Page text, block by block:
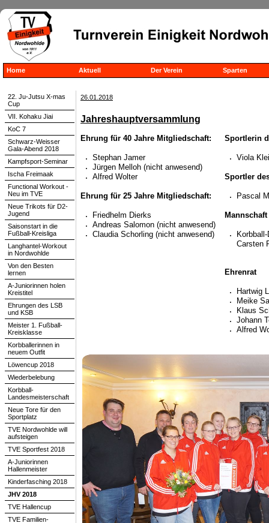
Home Aktuell Der Verein Sparten
26.01.2018
Jahreshauptversammlung
Ehrung für 40 Jahre Mitgliedschaft:
Stephan Jamer
Jürgen Melloh (nicht anwesend)
Alfred Wolter
Ehrung für 25 Jahre Mitgliedschaft:
Friedhelm Dierks
Andreas Salomon (nicht anwesend)
Claudia Schorling (nicht anwesend)
Sportlerin
Viola
Sportler
Pascal
Carsten
Ehrenrat
Hartwig
Meike
Klaus
Johann
Alfred
22. Ju-Jutsu X-mas
Cup
VII. Kohaku Jiai
KoC 7
Schwarz-Weisser
Gala-Abend 2018
Kampfsport-Seminar
Ischa Freimaak
Functional Workout -
Neu im TVE
Neue Trikots für D2-
Jugend
Saisonstart in die
Fußball-Kreisliga
Langhantel-Workout
in Nordwohlde
Von den Besten
lernen
A-Juniorinnen holen
Kreistitel
Ehrungen des LSB
und KSB
Meister 1. Fußball-
Kreisklasse
Korbballerinnen in
neuem Outfit
Löwencup 2018
Wiederbelebung
Korbball-
Landesmeisterschaft
Neue Tore für den
Sportplatz
TVE Nordwohlde will
aufsteigen
TVE Sportfest 2018
A-Juniorinnen
Hallenmeister
Kinderfasching 2018
JHV 2018
TVE Hallencup
TVE Familien-